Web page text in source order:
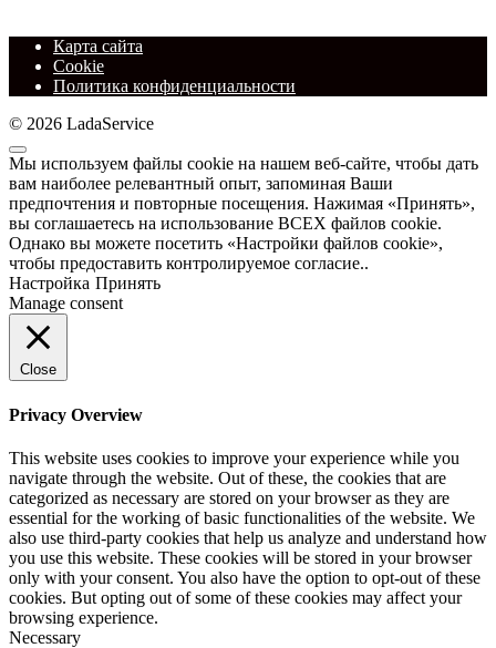
Карта сайта
Cookie
Политика конфиденциальности
© 2026 LadaService
Мы используем файлы cookie на нашем веб-сайте, чтобы дать
вам наиболее релевантный опыт, запоминая Ваши
предпочтения и повторные посещения. Нажимая «Принять»,
вы соглашаетесь на использование ВСЕХ файлов cookie.
Однако вы можете посетить «Настройки файлов cookie»,
чтобы предоставить контролируемое согласие..
Настройка Принять
Manage consent
Close
Privacy Overview
This website uses cookies to improve your experience while you
navigate through the website. Out of these, the cookies that are
categorized as necessary are stored on your browser as they are
essential for the working of basic functionalities of the website. We
also use third-party cookies that help us analyze and understand how
you use this website. These cookies will be stored in your browser
only with your consent. You also have the option to opt-out of these
cookies. But opting out of some of these cookies may affect your
browsing experience.
Necessary